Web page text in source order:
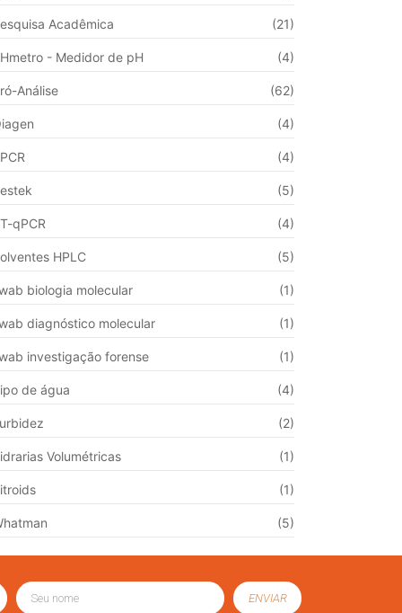
Acadêmica (21)
- Medidor de pH (4)
Análise (62)
(4)
(4)
(5)
qPCR (4)
HPLC (5)
biologia molecular (1)
diagnóstico molecular (1)
investigação forense (1)
de água (4)
(2)
Volumétricas (1)
(1)
(5)
ENVIAR